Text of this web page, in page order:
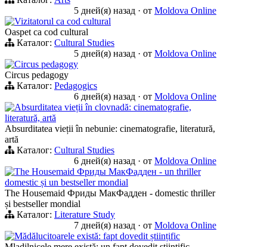
5 дней(я) назад · от Moldova Online
Vizitatorul ca cod cultural
Oaspet ca cod cultural
Каталог: Cultural Studies
5 дней(я) назад · от Moldova Online
Circus pedagogy
Circus pedagogy
Каталог: Pedagogics
6 дней(я) назад · от Moldova Online
Absurditatea vieții în clovnadă: cinematografie,
literatură, artă
Absurditatea vieții în nebunie: cinematografie, literatură,
artă
Каталог: Cultural Studies
6 дней(я) назад · от Moldova Online
The Housemaid Фриды МакФадден - un thriller
domestic și un bestseller mondial
The Housemaid Фриды МакФадден - domestic thriller
și bestseller mondial
Каталог: Literature Study
7 дней(я) назад · от Moldova Online
Mădălucitoarele există: fapt dovedit științific